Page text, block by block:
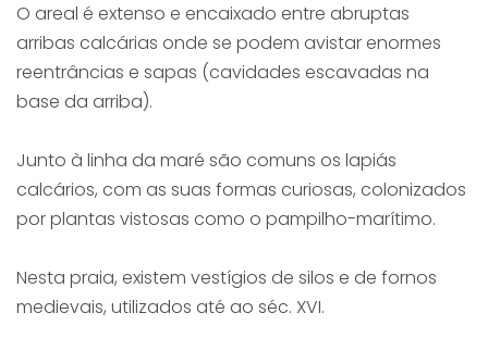
O areal é extenso e encaixado entre abruptas
arribas calcárias onde se podem avistar enormes
reentrâncias e sapas (cavidades escavadas na
base da arriba).
Junto à linha da maré são comuns os lapiás
calcários, com as suas formas curiosas, colonizados
por plantas vistosas como o pampilho-marítimo.
Nesta praia, existem vestígios de silos e de fornos
medievais, utilizados até ao séc. XVI.